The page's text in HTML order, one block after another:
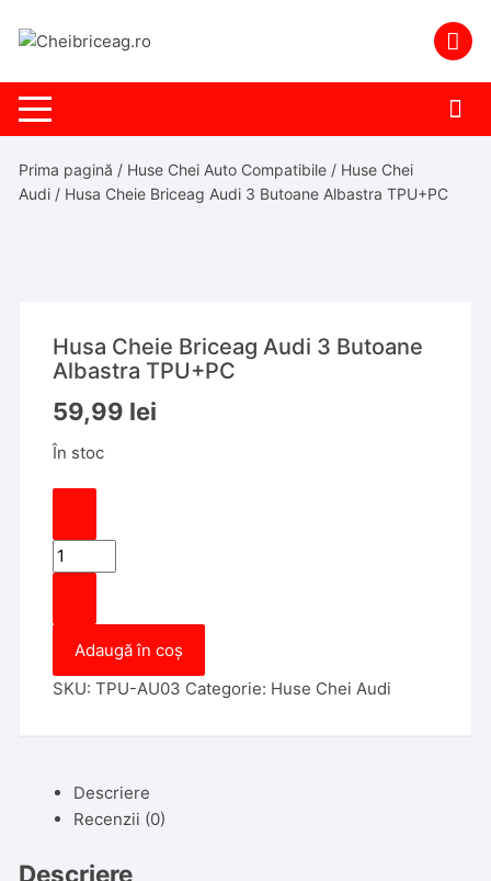
Prima pagină / Huse Chei Auto Compatibile / Huse Chei
Audi / Husa Cheie Briceag Audi 3 Butoane Albastra TPU+PC
Husa Cheie Briceag Audi 3 Butoane
Albastra TPU+PC
59,99 lei
În stoc
Cantitate
Husa
Briceag
Audi
3
Adaugă în coș
SKU:TPU-AU03 Categorie: Huse Chei Audi
Descriere
Recenzii (0)
Descriere